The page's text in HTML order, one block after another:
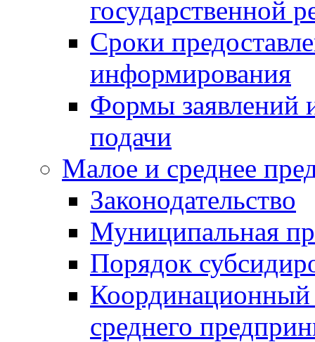
государственной
Сроки
информирования
Формы заявлений
подачи
Малое и среднее
Законодательство
Муниципальная
Порядок
Координационный
среднего